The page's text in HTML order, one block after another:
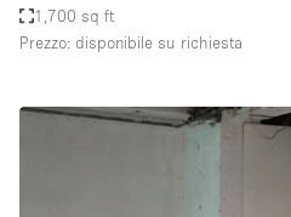
Impianto audiovisivo
Industriale
1,700 sq ft
Prezzo: disponibile su richiesta